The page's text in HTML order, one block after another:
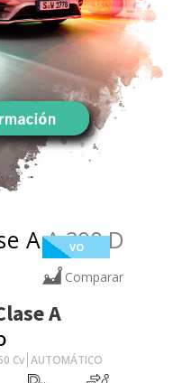
VO
Comparar
A
Cv AUTOMÁTICO